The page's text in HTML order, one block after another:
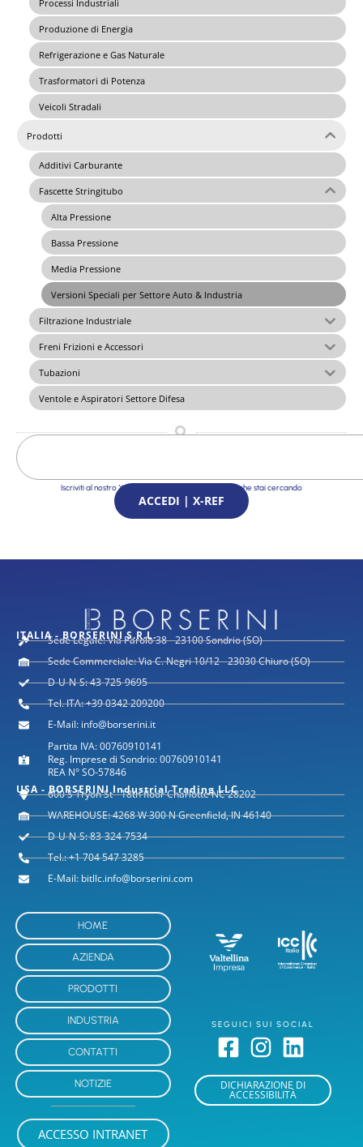
Processi Industriali
Produzione di Energia
Refrigerazione e Gas Naturale
Trasformatori di Potenza
Veicoli Stradali
Prodotti
Additivi Carburante
Fascette Stringitubo
Alta Pressione
Bassa Pressione
Media Pressione
Versioni Speciali per Settore Auto & Industria
Filtrazione Industriale
Freni Frizioni e Accessori
Tubazioni
Ventole e Aspiratori Settore Difesa
Iscriviti al nostro X-Ref Service e trova le Soluzioni che stai cercando
ACCEDI | X-REF
ITALIA - BORSERINI S.R.L.
Sede Legale: Via Parolo 38 - 23100 Sondrio (SO)
Sede Commerciale: Via C. Negri 10/12 - 23030 Chiuro (SO)
D-U-N-S: 43-725-9695
Tel. ITA: +39 0342 209200
E-Mail: info@borserini.it
Partita IVA: 00760910141
Reg. Imprese di Sondrio: 00760910141
REA N° SO-57846
USA - BORSERINI Industrial Trading LLC
600 S Tryon St - 18th floor Charlotte NC 28202
WAREHOUSE: 4268 W 300 N Greenfield, IN 46140
D-U-N-S: 83-324-7534
Tel.: +1 704 547 3285
E-Mail: bitllc.info@borserini.com
HOME
AZIENDA
PRODOTTI
INDUSTRIA
CONTATTI
NOTIZIE
ACCESSO INTRANET
SEGUICI SUI SOCIAL
DICHIARAZIONE DI
ACCESSIBILITÀ